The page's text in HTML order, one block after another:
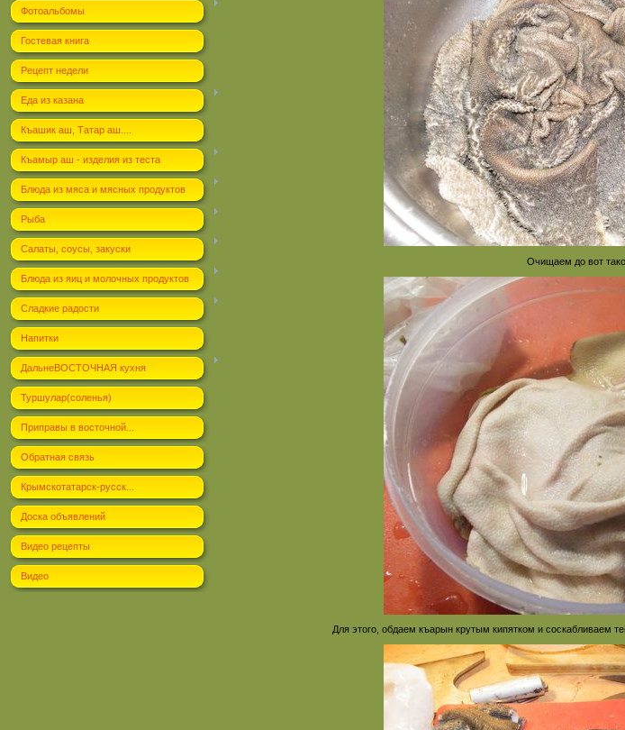
Фотоальбомы
Гостевая книга
Рецепт недели
Еда из казана
Къашик аш, Татар аш....
Къамыр аш - изделия из теста
Блюда из мяса и мясных продуктов
Рыба
Салаты, соусы, закуски
Блюда из яиц и молочных продуктов
Сладкие радости
Напитки
ДальнеВОСТОЧНАЯ кухня
Туршулар(соленья)
Приправы в восточной...
Обратная связь
Крымскотатарск-русск...
Доска объявлений
Видео рецепты
Видео
Очищаем до вот
Для этого, обдаем къарын крутым кипятком и соскабливаем